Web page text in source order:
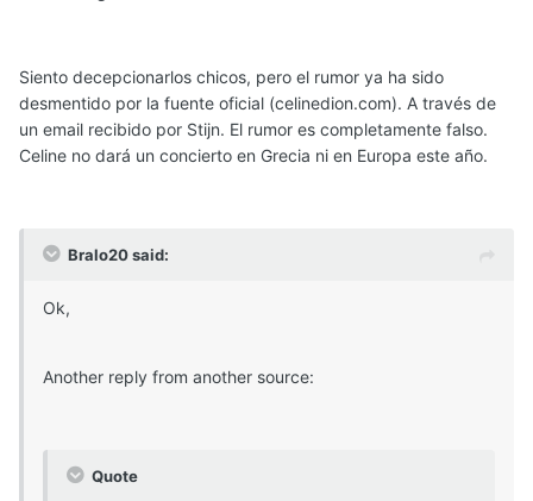
Siento decepcionarlos chicos, pero el rumor ya ha sido
desmentido por la fuente oficial (celinedion.com). A través de
un email recibido por Stijn. El rumor es completamente falso.
Celine no dará un concierto en Grecia ni en Europa este año.
Bralo20 said:
Ok,
Another reply from another source:
Quote